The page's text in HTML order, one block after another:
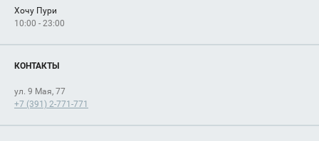
Хочу Пури
10:00 - 23:00
КОНТАКТЫ
ул. 9 Мая, 77
+7 (391) 2-771-771